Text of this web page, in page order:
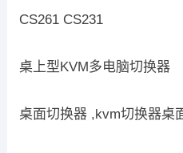
CS261 CS231
桌上型KVM多电脑切换器
桌面切换器 ,kvm切换器桌